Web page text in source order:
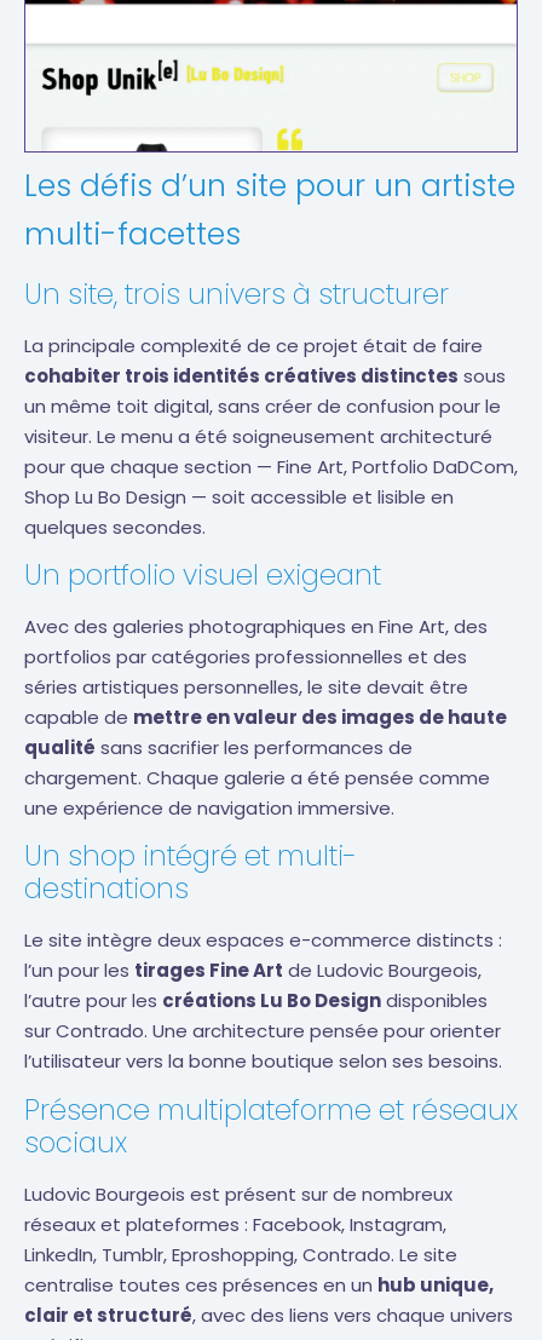
Les défis d’un site pour un artiste
multi-facettes
Un site, trois univers à structurer
La principale complexité de ce projet était de faire
cohabiter trois identités créatives distinctes sous
un même toit digital, sans créer de confusion pour le
visiteur. Le menu a été soigneusement architecturé
pour que chaque section — Fine Art, Portfolio DaDCom,
Shop Lu Bo Design — soit accessible et lisible en
quelques secondes.
Un portfolio visuel exigeant
Avec des galeries photographiques en Fine Art, des
portfolios par catégories professionnelles et des
séries artistiques personnelles, le site devait être
capable de mettre en valeur des images de haute
qualité sans sacrifier les performances de
chargement. Chaque galerie a été pensée comme
une expérience de navigation immersive.
Un shop intégré et multi-
destinations
Le site intègre deux espaces e-commerce distincts :
l’un pour les tirages Fine Art de Ludovic Bourgeois,
l’autre pour les créations Lu Bo Designdisponibles
sur Contrado. Une architecture pensée pour orienter
l’utilisateur vers la bonne boutique selon ses besoins.
Présence multiplateforme et réseaux
sociaux
Ludovic Bourgeois est présent sur de nombreux
réseaux et plateformes : Facebook, Instagram,
LinkedIn, Tumblr, Eproshopping, Contrado. Le site
centralise toutes ces présences en un hub unique,
clair et structuré, avec des liens vers chaque univers